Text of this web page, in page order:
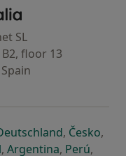
- Homepage
SL
floor 13
novo separador
num novoabre num
, Česko,
separador
novo separador
abre num novo
, Argentinaabre num
, Perúabre
,